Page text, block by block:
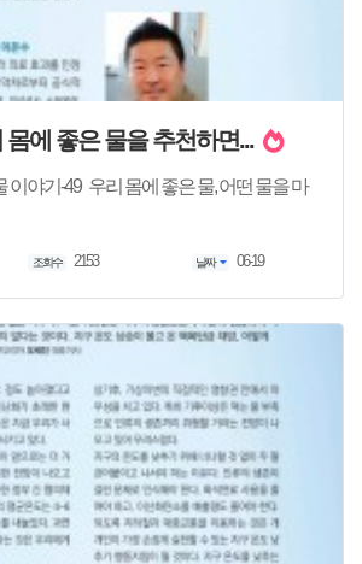
몸에 좋은 물을 추천하면...
이야기-49 우리 몸에 좋은 물, 어떤 물을 마
조회수 2153 날짜 06-19